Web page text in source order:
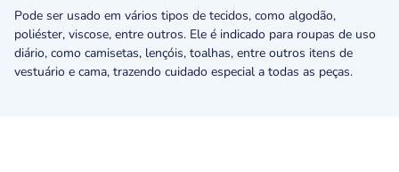
Pode ser usado em vários tipos de tecidos, como algodão,
poliéster, viscose, entre outros. Ele é indicado para roupas de uso
diário, como camisetas, lençóis, toalhas, entre outros itens de
vestuário e cama, trazendo cuidado especial a todas as peças.